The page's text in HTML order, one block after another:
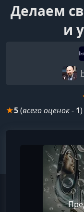
Делаем
и
★5(всего оценок- 1)